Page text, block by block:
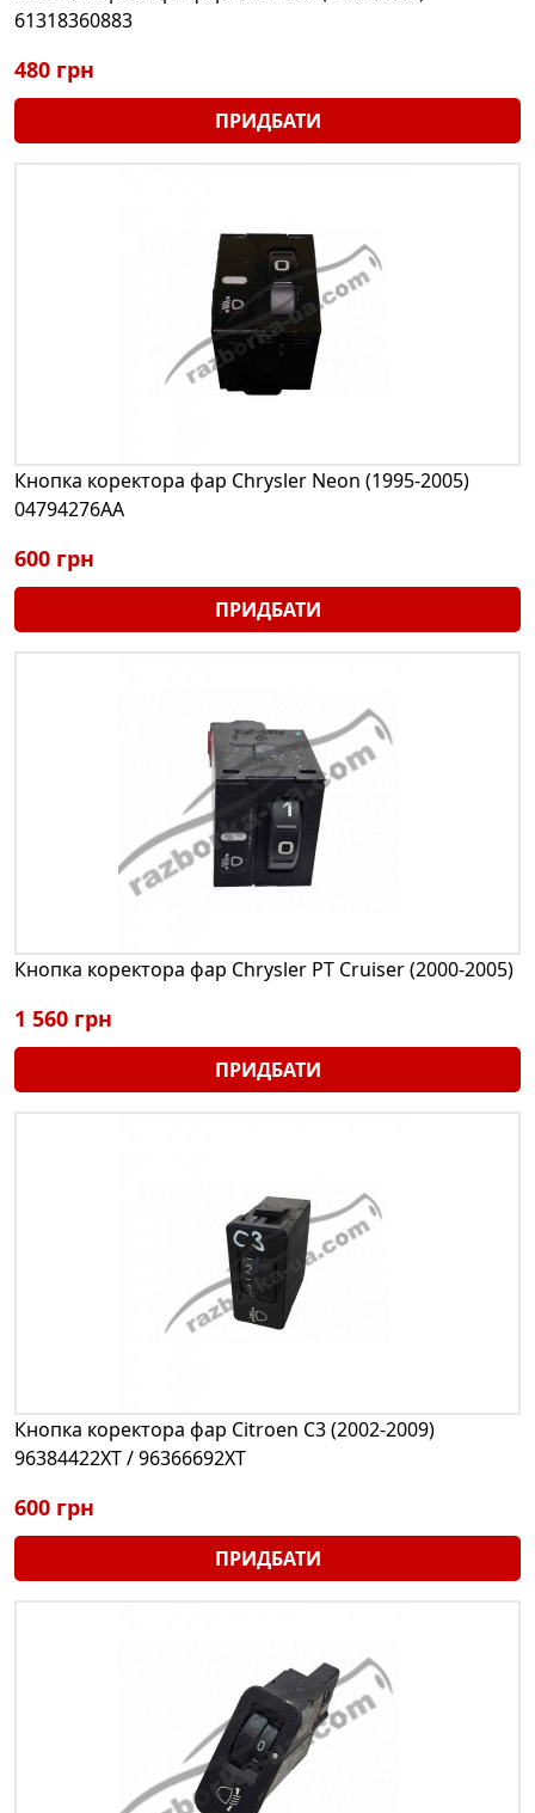
61318360883
480 грн
ПРИДБАТИ
Кнопка коректора фар Chrysler Neon (1995-2005)
04794276AA
600 грн
ПРИДБАТИ
Кнопка коректора фар Chrysler PT Cruiser (2000-2005)
1 560 грн
ПРИДБАТИ
Кнопка коректора фар Citroen C3 (2002-2009)
96384422XT / 96366692XT
600 грн
ПРИДБАТИ